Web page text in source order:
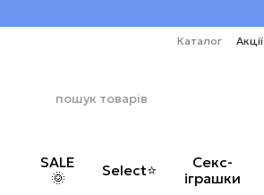
Каталог Акції
SALE
🌞
Select⭐
Секс-
іграшки